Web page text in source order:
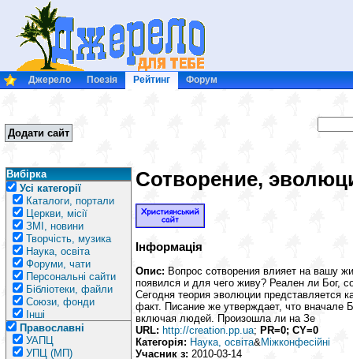
Джерело Поезія Рейтинг Форум
Додати сайт
Вибірка
Усі категорії
Каталоги, портали
Церкви, місії
ЗМІ, новини
Творчість, музика
Наука, освіта
Форуми, чати
Персональні сайти
Бібліотеки, файли
Союзи, фонди
Інші
Православні
УАПЦ
УПЦ (МП)
Сотворение,
Інформація
Опис: Вопрос сотворения влияет на вашу
появился и для чего живу? Реален ли Бог,
Сегодня теория эволюции представляется
факт. Писание же утверждает, что вначале
включая людей. Произошла ли на Зе
URL: http://creation.pp.ua; PR=0; CY=0
Категорія: Наука, освіта&Міжконфесійні
Учасник з: 2010-03-14